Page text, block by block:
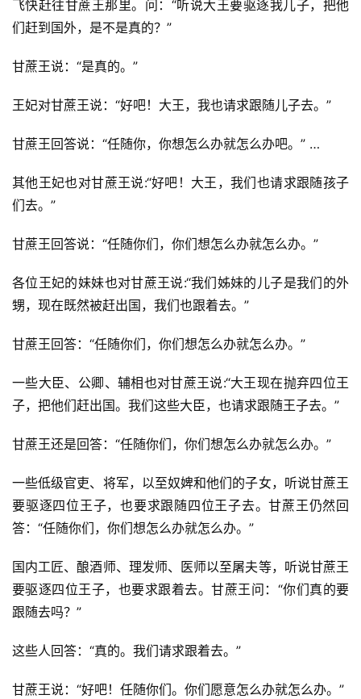
飞快赶往甘蔗王那里。问：“听说大王要驱逐我儿子，把他
们赶到国外，是不是真的？”
甘蔗王说：“是真的。”
王妃对甘蔗王说：“好吧！大王，我也请求跟随儿子去。”
甘蔗王回答说：“任随你，你想怎么办就怎么办吧。” …
其他王妃也对甘蔗王说:“好吧！大王，我们也请求跟随孩子
们去。”
甘蔗王回答说：“任随你们，你们想怎么办就怎么办。”
各位王妃的妹妹也对甘蔗王说:“我们姊妹的儿子是我们的外
甥，现在既然被赶出国，我们也跟着去。”
甘蔗王回答：“任随你们，你们想怎么办就怎么办。”
一些大臣、公卿、辅相也对甘蔗王说:“大王现在抛弃四位王
子，把他们赶出国。我们这些大臣，也请求跟随王子去。”
甘蔗王还是回答：“任随你们，你们想怎么办就怎么办。”
一些低级官吏、将军，以至奴婢和他们的子女，听说甘蔗王
要驱逐四位王子，也要求跟随四位王子去。甘蔗王仍然回
答：“任随你们，你们想怎么办就怎么办。”
国内工匠、酿酒师、理发师、医师以至屠夫等，听说甘蔗王
要驱逐四位王子，也要求跟着去。甘蔗王问：“你们真的要
跟随去吗？”
这些人回答：“真的。我们请求跟着去。”
甘蔗王说：“好吧！任随你们。你们愿意怎么办就怎么办。”